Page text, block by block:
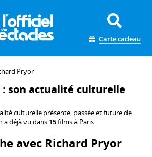
Carte cadeau
Pryor
: son actualité culturelle
culturelle présente, passée et future de
a déjà vu dans 15films à Paris.
avec Richard Pryor